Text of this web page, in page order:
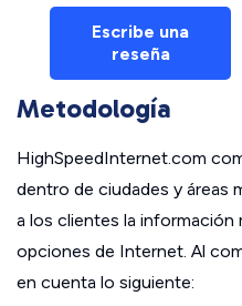
Escribe una
reseña
Metodología
HighSpeedInternet.com
dentro de ciudades y áreas
a los clientes la información
opciones de Internet. Al
en cuenta lo siguiente: